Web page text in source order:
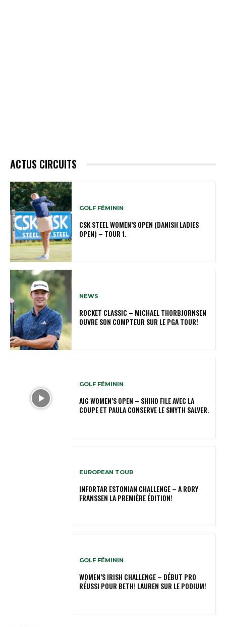
ACTUS CIRCUITS
GOLF FÉMININ
CSK STEEL WOMEN’S OPEN (DANISH LADIES
OPEN) – TOUR 1.
NEWS
ROCKET CLASSIC – MICHAEL THORBJORNSEN
OUVRE SON COMPTEUR SUR LE PGA TOUR!
GOLF FÉMININ
AIG WOMEN’S OPEN – SHIHO FILE AVEC LA
COUPE ET PAULA CONSERVE LE SMYTH SALVER.
EUROPEAN TOUR
INFORTAR ESTONIAN CHALLENGE – A RORY
FRANSSEN LA PREMIÈRE ÉDITION!
GOLF FÉMININ
WOMEN’S IRISH CHALLENGE – DÉBUT PRO
RÉUSSI POUR BETH! LAUREN SUR LE PODIUM!